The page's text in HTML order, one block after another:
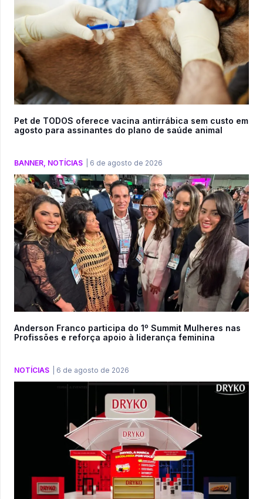
Pet de TODOS oferece vacina antirrábica sem custo em
agosto para assinantes do plano de saúde animal
BANNER, NOTÍCIAS 6 de agosto de 2026
Anderson Franco participa do 1º Summit Mulheres nas
Profissões e reforça apoio à liderança feminina
NOTÍCIAS 6 de agosto de 2026